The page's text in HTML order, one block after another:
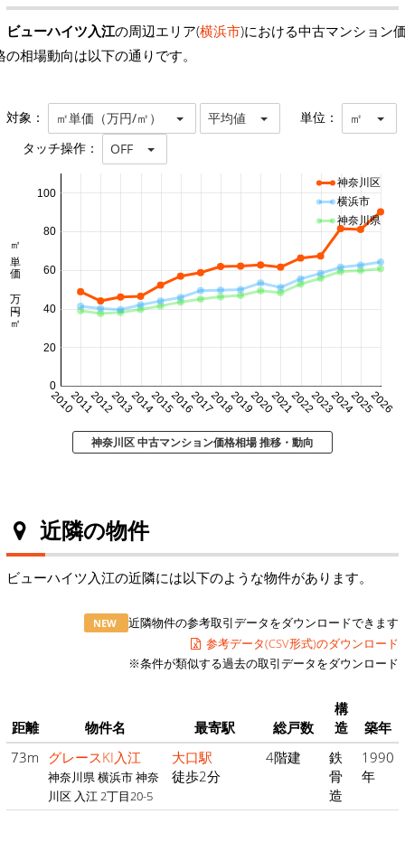
ビューハイツ入江の周辺エリア(横浜市)における中古マンション
の相場動向は以下の通りです。
対象： ㎡単価（万円/㎡） 平均値 単位： ㎡
タッチ操作： OFF
20102011201220132014201520162017201820192020202120222023202420252026
0
20
40
60
80
100
㎡単価 万円/㎡
神奈川区
横浜市
神奈川県
神奈川区 中古マンション価格相場 推移・動向
近隣の物件
ビューハイツ入江の近隣には以下のような物件があります。
NEW
近隣物件の参考取引データをダウンロードできます
参考データ(CSV形式)のダウンロード
※条件が類似する過去の取引データをダウンロード
距離 物件名 最寄駅 総戸数
構
造
築年
73m グレースKI入江
神奈川県 横浜市 神奈
川区 入江 2丁目20-5
大口駅
徒歩2分
4階建
鉄
骨
造
1990
年